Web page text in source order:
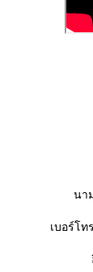
นา
เบอร์โท